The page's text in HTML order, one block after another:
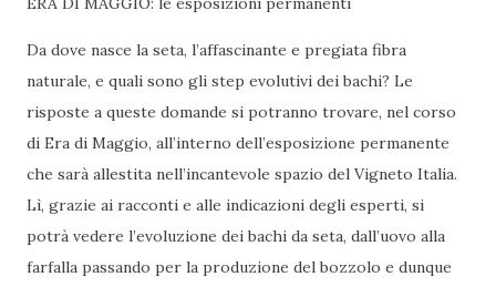
Da dove nasce la seta, l’affascinante e pregiata fibra
naturale, e quali sono gli step evolutivi dei bachi? Le
risposte a queste domande si potranno trovare, nel corso
di Era di Maggio, all’interno dell’esposizione permanente
che sarà allestita nell’incantevole spazio del Vigneto Italia.
Lì, grazie ai racconti e alle indicazioni degli esperti, si
potrà vedere l’evoluzione dei bachi da seta, dall’uovo alla
farfalla passando per la produzione del bozzolo e dunque